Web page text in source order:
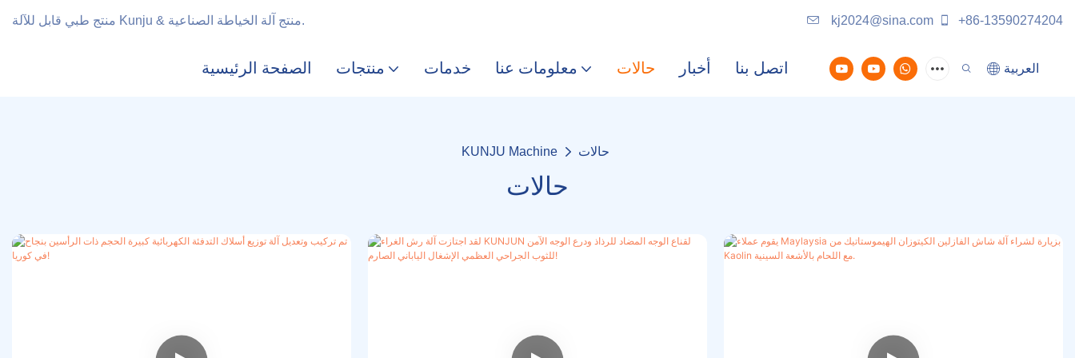
منتج طبي قابل للآلة Kunju & منتج آلة الخياطة الصناعية. kj2024@sina.com +86-13590274204
الصفحة الرئيسية منتجات خدمات معلومات عنا حالات أخبار اتصل بنا العربية
KUNJU Machine حالات
حالات